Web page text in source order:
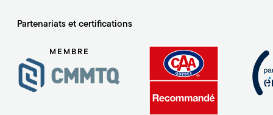
Partenariats et certifications
MEMBRE